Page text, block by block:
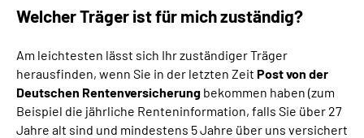
Leichte Sprache
Mein Kundenportal
Welcher Träger ist für mich zuständig?
Am leichtesten lässt sich Ihr zuständiger Träger
herausfinden, wenn Sie in der letzten Zeit Post von der
Deutschen Rentenversicherung bekommen haben (zum
Beispiel die jährliche Renteninformation, falls Sie über 27
Jahre alt sind und mindestens 5 Jahre über uns versichert